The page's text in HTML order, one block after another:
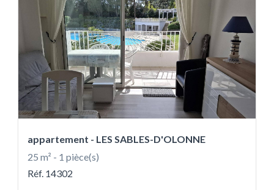
appartement - LES SABLES-D'OLONNE
25 m² - 1 pièce(s)
Réf. 14302